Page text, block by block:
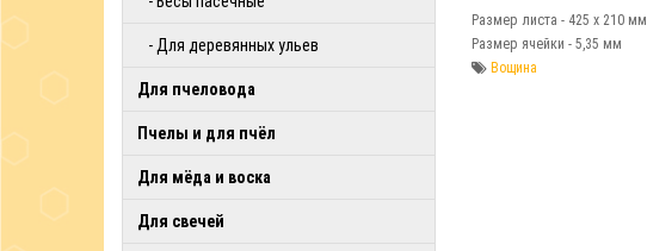
- Для деревянных ульев
Для пчеловода
Пчелы и для пчёл
Для мёда и воска
Для свечей
Размер листа - 425 х 210 мм
Размер ячейки - 5,35 мм
Вощина